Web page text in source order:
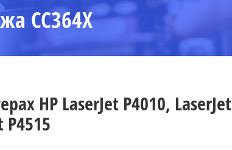
CC364X
HP LaserJet P4010,
P4515